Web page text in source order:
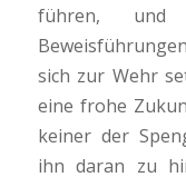
führen, und
sich zur Wehr
eine frohe
keiner der
ihn daran zu